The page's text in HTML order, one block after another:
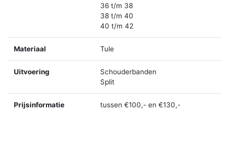
36 t/m 38
38 t/m 40
40 t/m 42
Materiaal Tule
Uitvoering
Schouderbanden
Split
Prijsinformatie tussen €100,- en €130,-